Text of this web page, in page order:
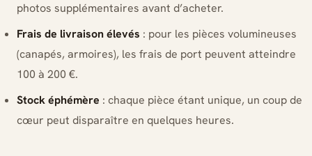
photos supplémentaires avant d’acheter.
Frais de livraison élevés : pour les pièces volumineuses
(canapés, armoires), les frais de port peuvent atteindre
100 à 200 €.
Stock éphémère : chaque pièce étant unique, un coup de
cœur peut disparaître en quelques heures.